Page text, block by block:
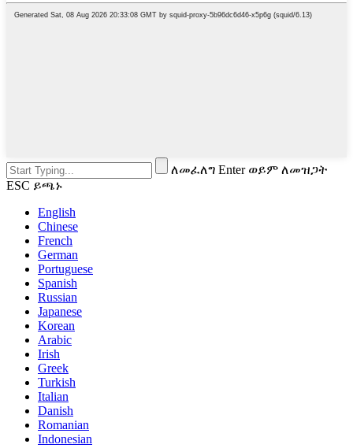
ለመፈለግ Enter ወይም ለመዝጋት
ESC ይጫኑ
English
Chinese
French
German
Portuguese
Spanish
Russian
Japanese
Korean
Arabic
Irish
Greek
Turkish
Italian
Danish
Romanian
Indonesian